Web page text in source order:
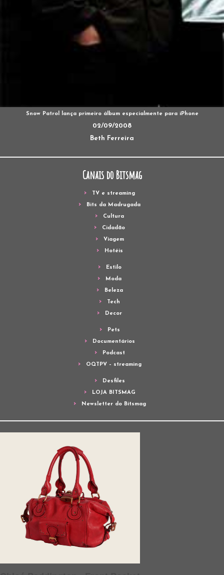
Snow Patrol lança primeiro álbum especialmente para iPhone
02/09/2008
Beth Ferreira
Canais do Bitsmag
TV e streaming
Bits da Madrugada
Cultura
Cidadão
Viagem
Hotéis
Estilo
Moda
Beleza
Tech
Decor
Pets
Documentários
Podcast
OQTPV – streaming
Desfiles
LOJA BITSMAG
Newsletter do Bitsmag